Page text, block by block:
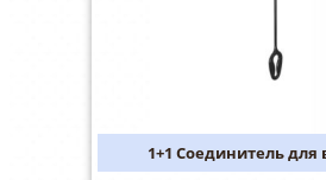
1+1 Соединитель